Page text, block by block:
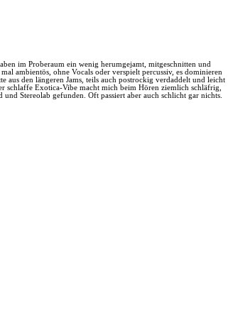
im Proberaum ein wenig herumgejamt, mitgeschnitten und
ambientös, ohne Vocals oder verspielt percussiv, es dominieren
den längeren Jams, teils auch postrockig verdaddelt und leicht
schlaffe Exotica-Vibe macht mich beim Hören ziemlich schläfrig,
Stereolab gefunden. Oft passiert aber auch schlicht gar nichts.